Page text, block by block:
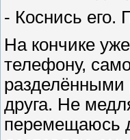
- Коснись его.
На кончике
телефону,
разделёнными
друга. Не
перемещаюсь